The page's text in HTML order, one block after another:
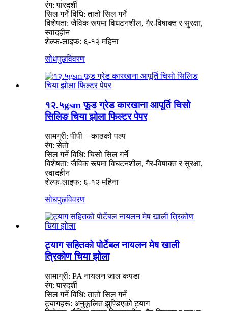
रंग: पारदर्शी
सिल गर्ने विधि: तातो सिल गर्ने
विशेषता: जैविक रूपमा विघटनशील, गैर-विषाक्त र सुरक्षा,
स्वादहीन
शेल्फ-लाइफ: ६-१२ महिना
सोधपुछविवरण
१२.५gsm फूड ग्रेड कारखाना आपूर्ति चिसो
सिलिङ चिया झोला फिल्टर पेपर
सामग्री: पीपी + काठको पल्प
रंग: सेतो
सिल गर्ने विधि: चिसो सिल गर्ने
विशेषता: जैविक रूपमा विघटनशील, गैर-विषाक्त र सुरक्षा,
स्वादहीन
शेल्फ-लाइफ: ६-१२ महिना
सोधपुछविवरण
ट्याग सहितको पोर्टेबल नायलन मेष खाली
त्रिकोण चिया झोला
सामाग्री: PA नायलन जाल कपडा
रंग: पारदर्शी
सिल गर्ने विधि: तातो सिल गर्ने
ट्यागहरू: अनुकूलित झुण्डिएको ट्याग